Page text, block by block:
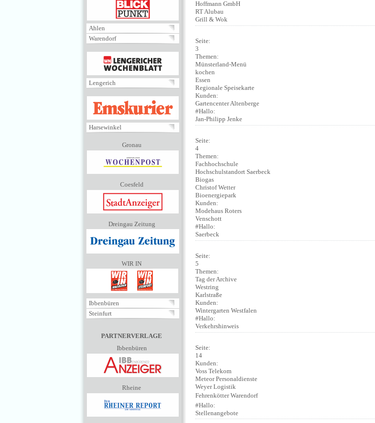
Ahlen
Warendorf
MENÜ
Lengerich
EMSKURIER
Harsewinkel
Gronau
Coesfeld
Dreingau Zeitung
WIR IN
Ibbenbüren
Steinfurt
PARTNERVERLAGE
Ibbenbüren
Rheine
Hoffmann GmbH
RT Alubau
Grill & Wok
Seite:
3
Themen:
Münsterland-Menü
kochen
Essen
Regionale Speisekarte
Kunden:
Gartencenter Altenberge
#Hallo:
Jan-Philipp Jenke
Seite:
4
Themen:
Fachhochschule
Hochschulstandort Saerbeck
Biogas
Christof Wetter
Bioenergiepark
Kunden:
Modehaus Roters
Venschott
#Hallo:
Saerbeck
Seite:
5
Themen:
Tag der Archive
Westring
Karlstraße
Kunden:
Wintergarten Westfalen
#Hallo:
Verkehrshinweis
Seite:
14
Kunden:
Voss Telekom
Meteor Personaldienste
Weyer Logistik
Fehrenkötter Warendorf
#Hallo:
Stellenangebote